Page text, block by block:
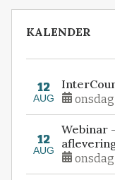
KALENDER
12
AUG onsdag
12
AUG
Webinar
onsdag